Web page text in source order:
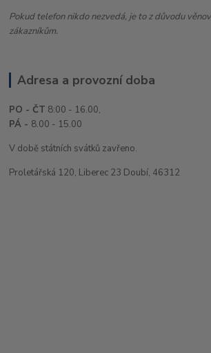
Pokud telefon nikdo nezvedá, je to z důvodu
zákazníkům.
Adresa a provozní doba
PO - ČT 8:00 - 16.00,
PÁ - 8.00 - 15.00
V době státních svátků zavřeno.
Proletářská 120, Liberec 23 Doubí, 46312